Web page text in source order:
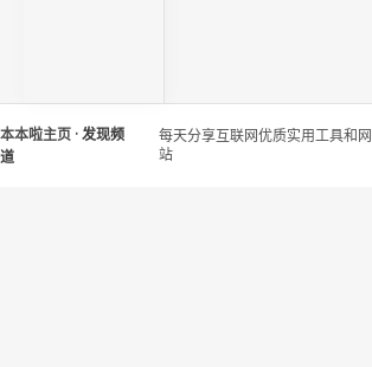
本本啦主页 · 发现频
道
每天分享互联网优质实用工具和网
站